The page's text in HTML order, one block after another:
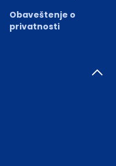
Obaveštenje o
privatnosti